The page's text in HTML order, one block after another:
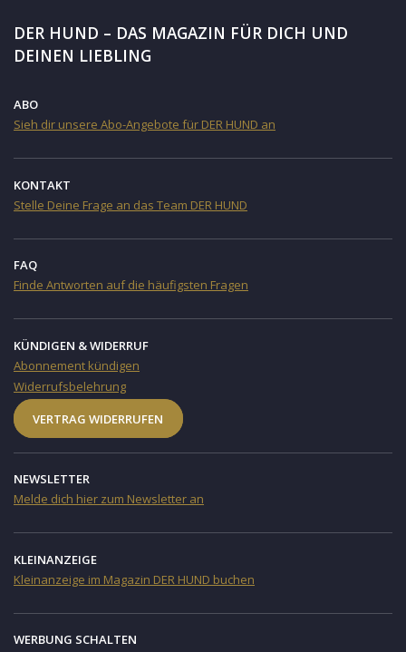
DER HUND – DAS MAGAZIN FÜR DICH UND
DEINEN LIEBLING
ABO
Sieh dir unsere Abo-Angebote für DER HUND an
KONTAKT
Stelle Deine Frage an das Team DER HUND
FAQ
Finde Antworten auf die häufigsten Fragen
KÜNDIGEN & WIDERRUF
Abonnement kündigen
Widerrufsbelehrung
VERTRAG WIDERRUFEN
NEWSLETTER
Melde dich hier zum Newsletter an
KLEINANZEIGE
Kleinanzeige im Magazin DER HUND buchen
WERBUNG SCHALTEN